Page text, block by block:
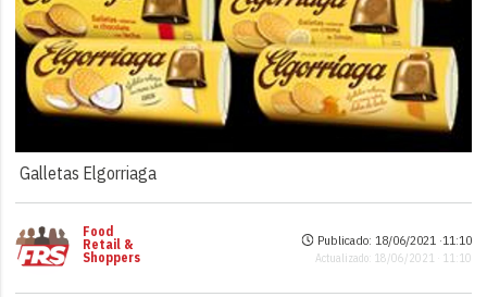
Galletas Elgorriaga
Food
Retail &
Shoppers
Publicado: 18/06/2021 ·11:10
Actualizado: 18/06/2021 · 11:10